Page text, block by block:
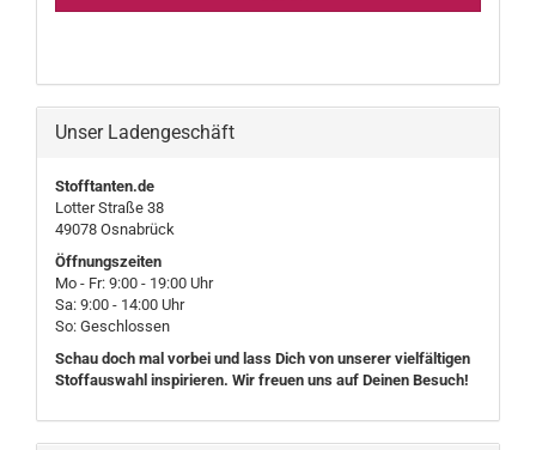
Unser Ladengeschäft
Stofftanten.de
Lotter Straße 38
49078 Osnabrück
Öffnungszeiten
Mo - Fr: 9:00 - 19:00 Uhr
Sa: 9:00 - 14:00 Uhr
So: Geschlossen
Schau doch mal vorbei und lass Dich von unserer vielfältigen
Stoffauswahl inspirieren. Wir freuen uns auf Deinen Besuch!